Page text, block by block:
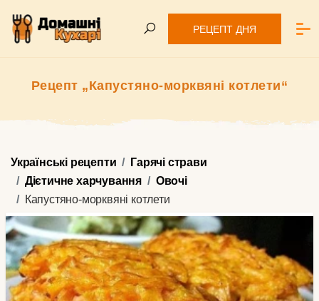
РЕЦЕПТ ДНЯ
Рецепт „Капустяно-морквяні котлети“
Українські рецепти
Гарячі страви
Дієтичне харчування
Овочі
Капустяно-морквяні котлети